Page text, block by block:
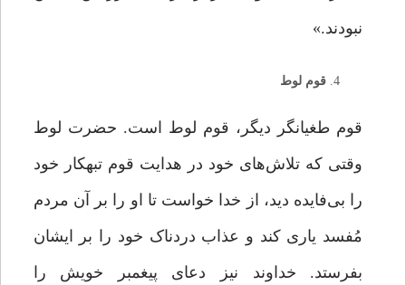
نبودند.»
قوم لوط
قوم طغیانگر دیگر، قوم لوط است. حضرت لوط
وقتی که تلاش‌های خود در هدایت قوم تبهکار خود
را بی‌فایده دید، از خدا خواست تا او را بر آن مردم
مُفسد یارى کند و عذاب دردناک خود را بر ایشان
بفرستد. خداوند نیز دعاى پیغمبر خویش را